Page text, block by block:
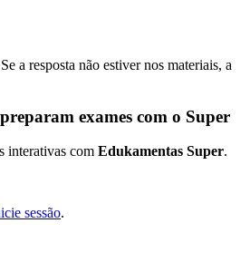
a resposta não estiver nos materiais, a
exames com o Super
interativas com Edukamentas Super.
sessão.